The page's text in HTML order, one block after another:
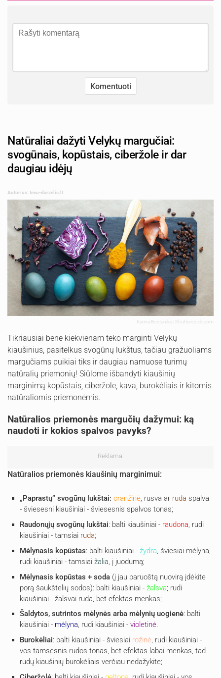
Natūraliai dažyti Velykų margučiai:
svogūnais, kopūstais, ciberžole ir dar
daugiau idėjų
Autorius: tevu-darzelis.lt
Karina Bostanika | Shutterstock.com
Tikriausiai bene kiekvienam teko marginti Velykų
kiaušinius, pasitelkus svogūnų lukštus, tačiau gražuoliams
margučiams puikiai tiks ir daugiau namuose turimų
natūralių priemonių! Siūlome išbandyti kiaušinių
marginimą kopūstais, ciberžole, kava, burokėliais ir kitomis
natūraliomis priemonėmis.
Natūralios priemonės margučių dažymui: ką
naudoti ir kokios spalvos pavyks?
Reklama:
Natūralios priemonės kiaušinių marginimui:
„Paprastų“ svogūnų lukštai: oranžinė, rusva ar ruda spalva
- šviesesni kiaušiniai - šviesesnis spalvos tonas;
Raudonųjų svogūnų lukštai: balti kiaušiniai - raudona, rudi
kiaušiniai - tamsiai ruda;
Mėlynasis kopūstas: balti kiaušiniai - žydra, šviesiai mėlyna,
rudi kiaušiniai - tamsiai žalia, į juodumą;
Mėlynasis kopūstas + soda (į jau paruoštą nuovirą įdėkite
porą šaukštelių sodos): balti kiaušiniai - žalsva; rudi
kiaušiniai - žalsvai ruda, bet efektas menkas;
Šaldytos, sutrintos mėlynės arba mėlynių uogienė: balti
kiaušiniai - mėlyna, rudi kiaušiniai - violetinė.
Burokėliai: balti kiaušiniai - šviesiai rožinė, rudi kiaušiniai -
vos tamsesnis rudos tonas, bet efektas labai menkas, tad
rudų kiaušinių burokėliais verčiau nedažykite;